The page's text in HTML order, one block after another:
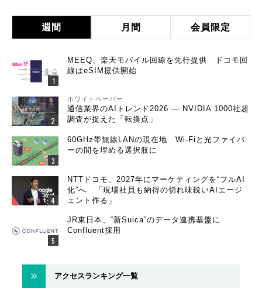
週間 月間 会員限定
MEEQ、楽天モバイル回線を先行提供 ドコモ回
線はeSIM提供開始
ホワイトペーパー
通信業界のAIトレンド2026 ― NVIDIA 1000社超
調査が捉えた「転換点」
60GHz帯無線LANの現在地 Wi-Fiと光ファイバ
ーの間を埋める選択肢に
NTTドコモ、2027年にマーケティングを“フルAI
化”へ 「現場社員も納得の切れ味鋭いAIエージ
ェント作る」
JR東日本、“新Suica”のデータ連携基盤に
Confluent採用
アクセスランキング一覧